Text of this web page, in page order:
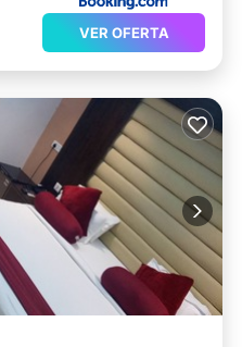
VER OFERTA